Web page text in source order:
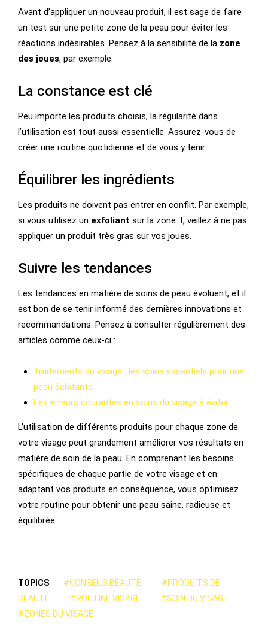
Avant d’appliquer un nouveau produit, il est sage de faire
un test sur une petite zone de la peau pour éviter les
réactions indésirables. Pensez à la sensibilité de la zone
des joues, par exemple.
La constance est clé
Peu importe les produits choisis, la régularité dans
l’utilisation est tout aussi essentielle. Assurez-vous de
créer une routine quotidienne et de vous y tenir.
Équilibrer les ingrédients
Les produits ne doivent pas entrer en conflit. Par exemple,
si vous utilisez un exfoliant sur la zone T, veillez à ne pas
appliquer un produit très gras sur vos joues.
Suivre les tendances
Les tendances en matière de soins de peau évoluent, et il
est bon de se tenir informé des dernières innovations et
recommandations. Pensez à consulter régulièrement des
articles comme ceux-ci :
Traitements du visage : les soins essentiels pour une
peau éclatante
Les erreurs courantes en soins du visage à éviter
L’utilisation de différents produits pour chaque zone de
votre visage peut grandement améliorer vos résultats en
matière de soin de la peau. En comprenant les besoins
spécifiques de chaque partie de votre visage et en
adaptant vos produits en conséquence, vous optimisez
votre routine pour obtenir une peau saine, radieuse et
équilibrée.
TOPICS #CONSEILS BEAUTÉ
#PRODUITS DE
BEAUTÉ
#ROUTINE VISAGE
#SOIN DU VISAGE
#ZONES DU VISAGE